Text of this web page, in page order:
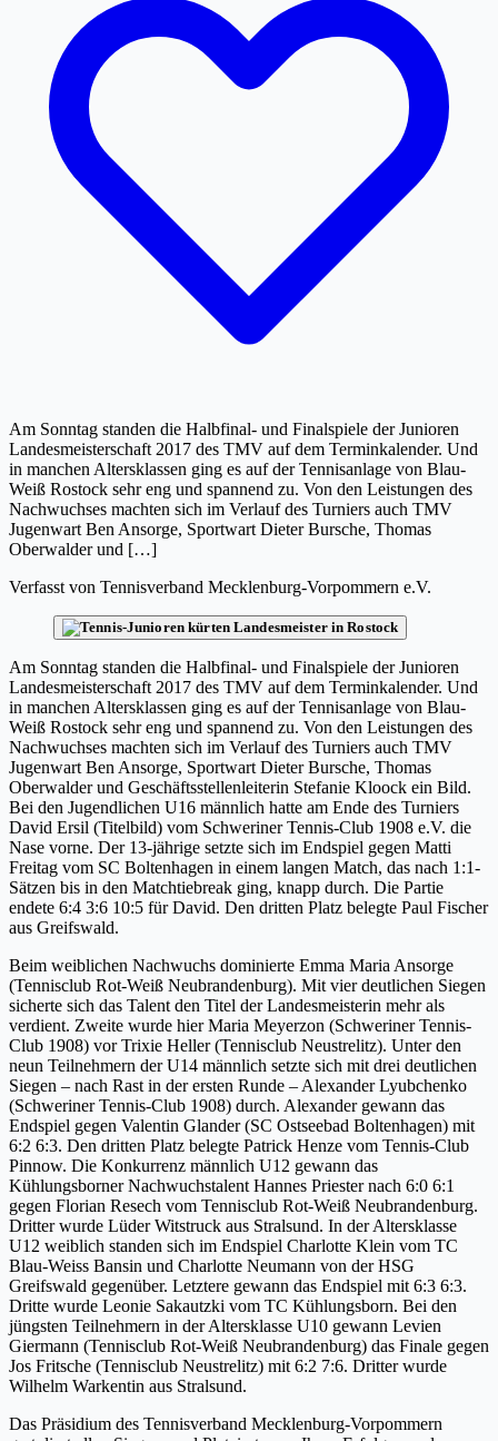
Am Sonntag standen die Halbfinal- und Finalspiele der Junioren
Landesmeisterschaft 2017 des TMV auf dem Terminkalender. Und
in manchen Altersklassen ging es auf der Tennisanlage von Blau-
Weiß Rostock sehr eng und spannend zu. Von den Leistungen des
Nachwuchses machten sich im Verlauf des Turniers auch TMV
Jugenwart Ben Ansorge, Sportwart Dieter Bursche, Thomas
Oberwalder und […]
Verfasst von Tennisverband Mecklenburg-Vorpommern e.V.
Am Sonntag standen die Halbfinal- und Finalspiele der Junioren
Landesmeisterschaft 2017 des TMV auf dem Terminkalender. Und
in manchen Altersklassen ging es auf der Tennisanlage von Blau-
Weiß Rostock sehr eng und spannend zu. Von den Leistungen des
Nachwuchses machten sich im Verlauf des Turniers auch TMV
Jugenwart Ben Ansorge, Sportwart Dieter Bursche, Thomas
Oberwalder und Geschäftsstellenleiterin Stefanie Kloock ein Bild.
Bei den Jugendlichen U16 männlich hatte am Ende des Turniers
David Ersil (Titelbild) vom Schweriner Tennis-Club 1908 e.V. die
Nase vorne. Der 13-jährige setzte sich im Endspiel gegen Matti
Freitag vom SC Boltenhagen in einem langen Match, das nach 1:1-
Sätzen bis in den Matchtiebreak ging, knapp durch. Die Partie
endete 6:4 3:6 10:5 für David. Den dritten Platz belegte Paul Fischer
aus Greifswald.
Beim weiblichen Nachwuchs dominierte Emma Maria Ansorge
(Tennisclub Rot-Weiß Neubrandenburg). Mit vier deutlichen Siegen
sicherte sich das Talent den Titel der Landesmeisterin mehr als
verdient. Zweite wurde hier Maria Meyerzon (Schweriner Tennis-
Club 1908) vor Trixie Heller (Tennisclub Neustrelitz). Unter den
neun Teilnehmern der U14 männlich setzte sich mit drei deutlichen
Siegen – nach Rast in der ersten Runde – Alexander Lyubchenko
(Schweriner Tennis-Club 1908) durch. Alexander gewann das
Endspiel gegen Valentin Glander (SC Ostseebad Boltenhagen) mit
6:2 6:3. Den dritten Platz belegte Patrick Henze vom Tennis-Club
Pinnow. Die Konkurrenz männlich U12 gewann das
Kühlungsborner Nachwuchstalent Hannes Priester nach 6:0 6:1
gegen Florian Resech vom Tennisclub Rot-Weiß Neubrandenburg.
Dritter wurde Lüder Witstruck aus Stralsund. In der Altersklasse
U12 weiblich standen sich im Endspiel Charlotte Klein vom TC
Blau-Weiss Bansin und Charlotte Neumann von der HSG
Greifswald gegenüber. Letztere gewann das Endspiel mit 6:3 6:3.
Dritte wurde Leonie Sakautzki vom TC Kühlungsborn. Bei den
jüngsten Teilnehmern in der Altersklasse U10 gewann Levien
Giermann (Tennisclub Rot-Weiß Neubrandenburg) das Finale gegen
Jos Fritsche (Tennisclub Neustrelitz) mit 6:2 7:6. Dritter wurde
Wilhelm Warkentin aus Stralsund.
Das Präsidium des Tennisverband Mecklenburg-Vorpommern